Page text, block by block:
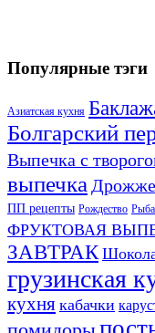
Популярные тэги
Азиатская кухня
Болгарский
Выпечка с
выпечка
ПП рецепты Рождество Рыба
ФРУКТОВАЯ
ЗАВТРАК
грузинская
кухня кабачки